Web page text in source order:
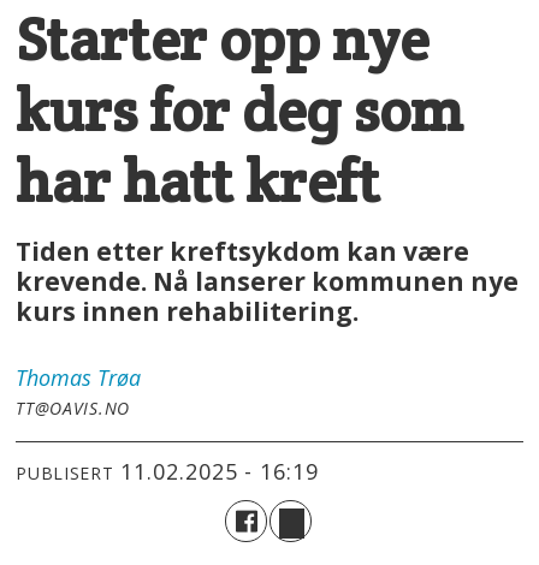
Starter opp nye
kurs for deg som
har hatt kreft
Tiden etter kreftsykdom kan være
krevende. Nå lanserer kommunen nye
kurs innen rehabilitering.
Thomas Trøa
TT@OAVIS.NO
PUBLISERT 11.02.2025 - 16:19